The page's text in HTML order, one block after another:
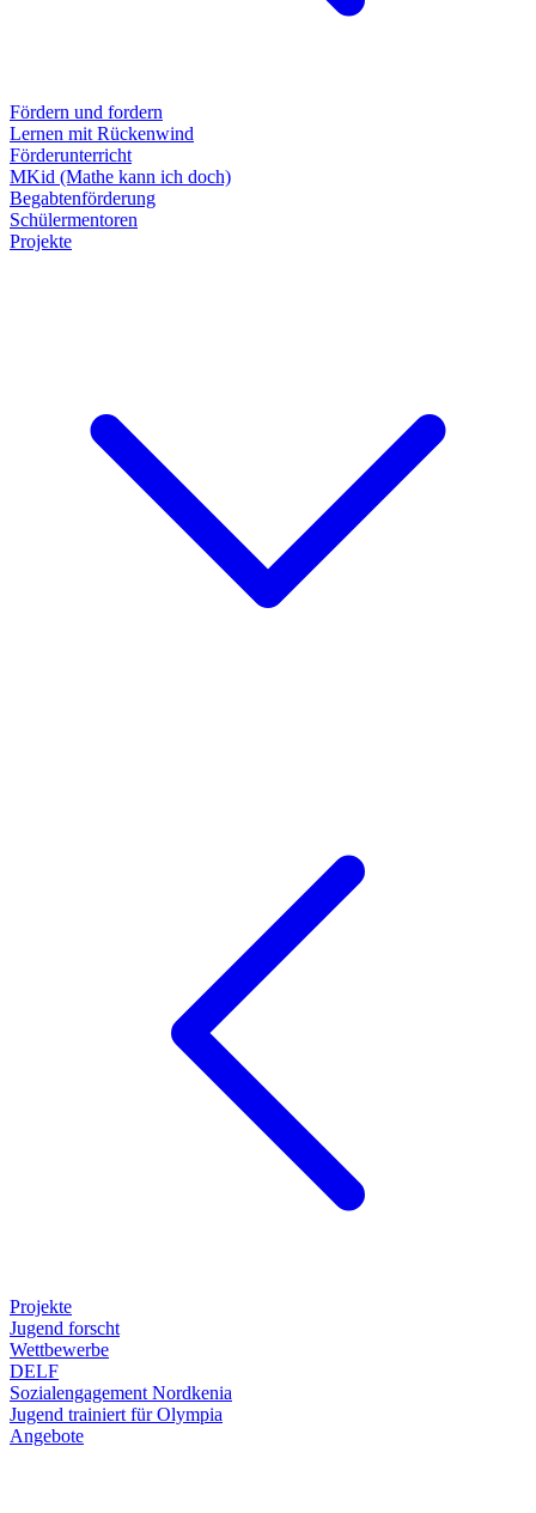
Fördern und fordern
Lernen mit Rückenwind
Förderunterricht
MKid (Mathe kann ich doch)
Begabtenförderung
Schülermentoren
Projekte
Projekte
Jugend forscht
Wettbewerbe
DELF
Sozialengagement Nordkenia
Jugend trainiert für Olympia
Angebote